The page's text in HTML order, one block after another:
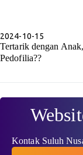
2024-10-15
Tertarik dengan
Pedofilia??
Kontak Suluh